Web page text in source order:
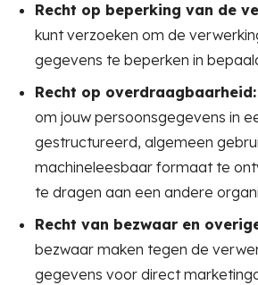
Recht op beperking van de
kunt verzoeken om de
gegevens te beperken in
Recht op overdraagbaarheid:
om jouw persoonsgegevens in
gestructureerd, algemeen
machineleesbaar formaat te
te dragen aan een andere
Recht van bezwaar en
bezwaar maken tegen de
gegevens voor direct